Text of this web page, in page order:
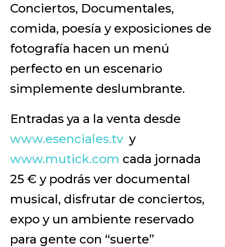
Conciertos, Documentales,
comida, poesía y exposiciones de
fotografía hacen un menú
perfecto en un escenario
simplemente deslumbrante.
Entradas ya a la venta desde
www.esenciales.tvy
www.mutick.com cada jornada
25 € y podrás ver documental
musical, disfrutar de conciertos,
expo y un ambiente reservado
para gente con “suerte”